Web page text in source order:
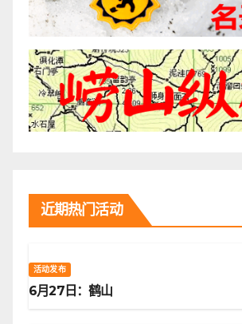
近期热门活动
活动发布
6月27日：鹤山